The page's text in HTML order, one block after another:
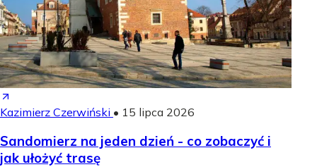
Kazimierz Czerwiński • 15 lipca 2026
Sandomierz na jeden dzień - co zobaczyć i
jak ułożyć trasę